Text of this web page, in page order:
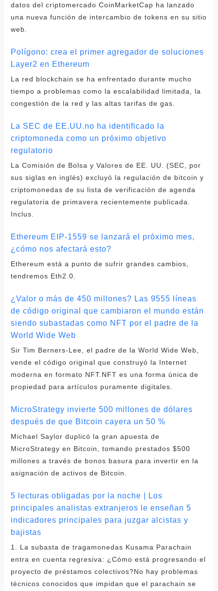
datos del criptomercado CoinMarketCap ha lanzado
una nueva función de intercambio de tokens en su sitio
web.
Polígono: crea el primer agregador de soluciones
Layer2 en Ethereum
La red blockchain se ha enfrentado durante mucho
tiempo a problemas como la escalabilidad limitada, la
congestión de la red y las altas tarifas de gas.
La SEC de EE.UU.no ha identificado la
criptomoneda como un próximo objetivo
regulatorio
La Comisión de Bolsa y Valores de EE. UU. (SEC, por
sus siglas en inglés) excluyó la regulación de bitcoin y
criptomonedas de su lista de verificación de agenda
regulatoria de primavera recientemente publicada.
Inclus.
Ethereum EIP-1559 se lanzará el próximo mes,
¿cómo nos afectará esto?
Ethereum está a punto de sufrir grandes cambios,
tendremos Eth2.0.
¿Valor o más de 450 millones? Las 9555 líneas
de código original que cambiaron el mundo están
siendo subastadas como NFT por el padre de la
World Wide Web
Sir Tim Berners-Lee, el padre de la World Wide Web,
vende el código original que construyó la Internet
moderna en formato NFT.NFT es una forma única de
propiedad para artículos puramente digitales.
MicroStrategy invierte 500 millones de dólares
después de que Bitcoin cayera un 50 %
Michael Saylor duplicó la gran apuesta de
MicroStrategy en Bitcoin, tomando prestados $500
millones a través de bonos basura para invertir en la
asignación de activos de Bitcoin.
5 lecturas obligadas por la noche | Los
principales analistas extranjeros le enseñan 5
indicadores principales para juzgar alcistas y
bajistas
1. La subasta de tragamonedas Kusama Parachain
entra en cuenta regresiva: ¿Cómo está progresando el
proyecto de préstamos colectivos?No hay problemas
técnicos conocidos que impidan que el parachain se